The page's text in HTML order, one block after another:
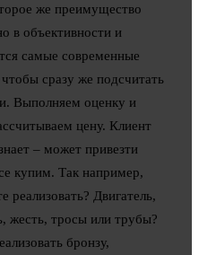
же преимущество
в объективности и
самые современные
сразу же подсчитать
Выполняем оценку и
цену. Клиент
– может привезти
купим. Так например,
реализовать? Двигатель,
жесть, тросы или трубы?
бронзу,